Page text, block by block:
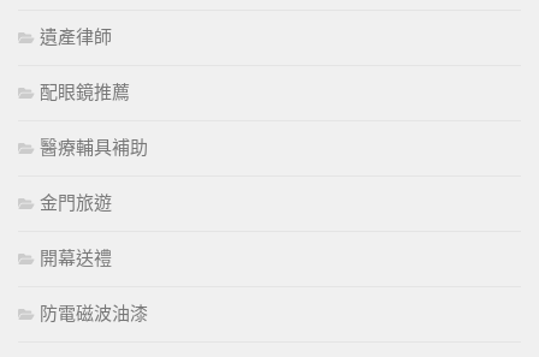
遺產律師
配眼鏡推薦
醫療輔具補助
金門旅遊
開幕送禮
防電磁波油漆